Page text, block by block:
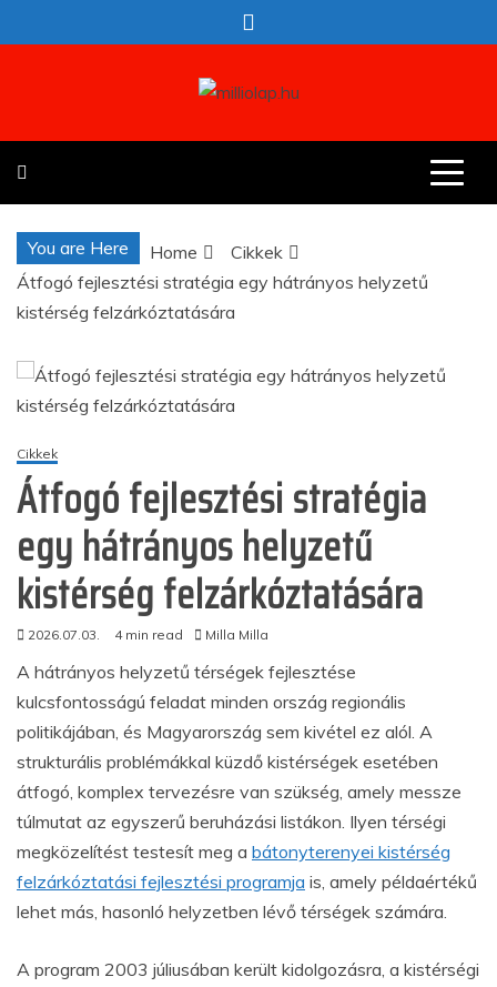
to
milliolap.hu
You are Here Home
Cikkek
Átfogó fejlesztési stratégia egy hátrányos helyzetű
kistérség felzárkóztatására
Cikkek
Átfogó fejlesztési stratégia
egy hátrányos helyzetű
kistérség felzárkóztatására
2026.07.03. 4 min read Milla Milla
A hátrányos helyzetű térségek fejlesztése
kulcsfontosságú feladat minden ország regionális
politikájában, és Magyarország sem kivétel ez alól. A
strukturális problémákkal küzdő kistérségek esetében
átfogó, komplex tervezésre van szükség, amely messze
túlmutat az egyszerű beruházási listákon. Ilyen térségi
megközelítést testesít meg a bátonyterenyei kistérség
felzárkóztatási fejlesztési programja is, amely példaértékű
lehet más, hasonló helyzetben lévő térségek számára.
A program 2003 júliusában került kidolgozásra, a kistérségi